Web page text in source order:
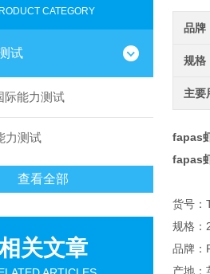
CATEGORY
试
际能力测试
力测试
查看全部
关文章
品牌
规格
主要
fapas
fapas
货号：
规格：
品牌：
产地：